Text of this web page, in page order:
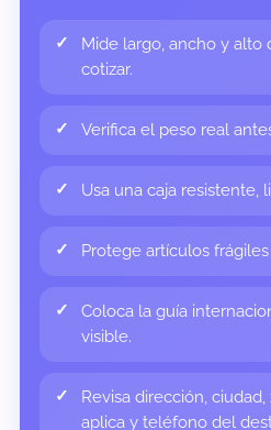
Mide largo, ancho y
cotizar.
Verifica el peso real
Usa una caja resistente,
Protege artículos
Coloca la guía
visible.
Revisa dirección,
aplica y teléfono del